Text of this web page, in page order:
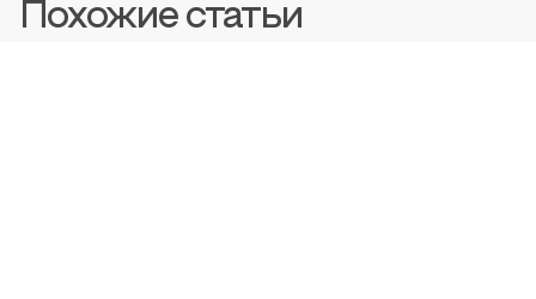
Похожие статьи